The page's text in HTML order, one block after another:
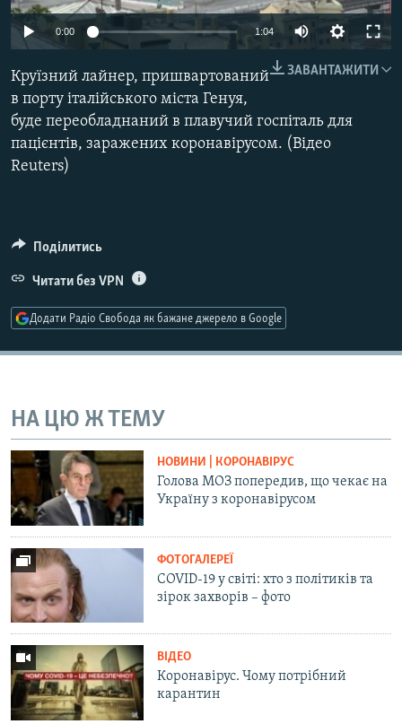
МУЛЬТИМЕДІА
ФОТО
СПЕЦПРОЄКТИ
ПОДКАСТИ
КРИМ РЕАЛІЇ
КТАТ
Усі сайти RFE/RL
0:00 1:04
404p
1080p
ЗАВАНТАЖИТИ
Круїзний лайнер, пришвартований
в порту італійського міста Генуя,
буде переобладнаний в плавучий госпіталь для
пацієнтів, заражених коронавірусом. (Відео
Reuters)
Поділитись
Читати без VPN
Додати Радіо Свобода як бажане джерело в Google
НА ЦЮ Ж ТЕМУ
НОВИНИ | КОРОНАВІРУС
Голова МОЗ попередив, що чекає на
Україну з коронавірусом
ФОТОГАЛЕРЕЇ
COVID-19 у світі: хто з політиків та
зірок захворів – фото
ВІДЕО
Коронавірус. Чому потрібний
карантин